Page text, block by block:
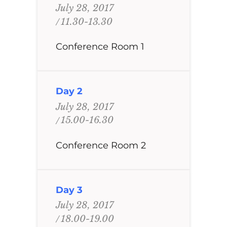
July 28, 2017
11.30-13.30
Conference Room 1
Day 2
July 28, 2017
15.00-16.30
Conference Room 2
Day 3
July 28, 2017
18.00-19.00